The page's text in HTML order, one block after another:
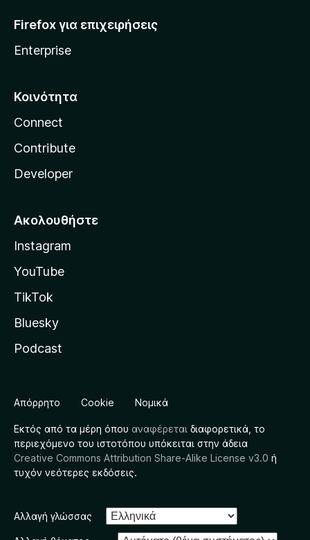
Firefox για επιχειρήσεις
Enterprise
Κοινότητα
Connect
Contribute
Developer
Ακολουθήστε
Instagram
YouTube
TikTok
Bluesky
Podcast
Απόρρητο Cookie Νομικά
Εκτός από τα μέρη όπου αναφέρεται διαφορετικά, το
περιεχόμενο του ιστοτόπου υπόκειται στην άδεια
Creative Commons Attribution Share-Alike License v3.0 ή
τυχόν νεότερες εκδόσεις.
Αλλαγή γλώσσας